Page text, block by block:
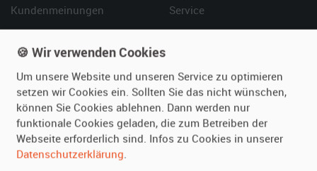
Kundenmeinungen
Service
Vermieten
Oldtimer anmelden
Fotos senden
Fragen für Vermieter
Inserat verwalten
Häufige Fragen (FAQ)
So funktioniert's
Kontakt
🍪 Wir verwenden Cookies
Um unsere Website und unseren Service zu optimieren
setzen wir Cookies ein. Sollten Sie das nicht wünschen,
können Sie Cookies ablehnen. Dann werden nur
funktionale Cookies geladen, die zum Betreiben der
Webseite erforderlich sind. Infos zu Cookies in unserer
Datenschutzerklärung.